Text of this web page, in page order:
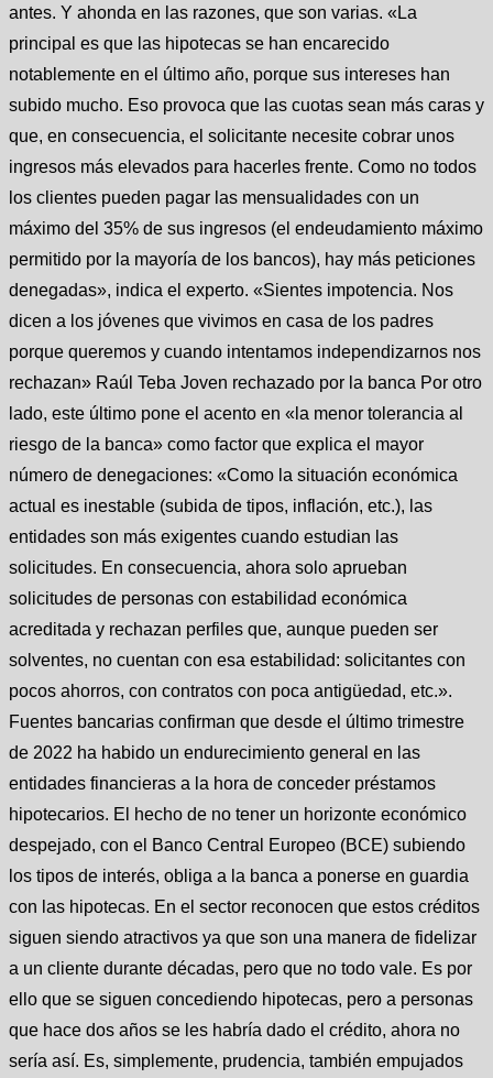
antes. Y ahonda en las razones, que son varias. «La
principal es que las hipotecas se han encarecido
notablemente en el último año, porque sus intereses han
subido mucho. Eso provoca que las cuotas sean más caras y
que, en consecuencia, el solicitante necesite cobrar unos
ingresos más elevados para hacerles frente. Como no todos
los clientes pueden pagar las mensualidades con un
máximo del 35% de sus ingresos (el endeudamiento máximo
permitido por la mayoría de los bancos), hay más peticiones
denegadas», indica el experto. «Sientes impotencia. Nos
dicen a los jóvenes que vivimos en casa de los padres
porque queremos y cuando intentamos independizarnos nos
rechazan» Raúl Teba Joven rechazado por la banca Por otro
lado, este último pone el acento en «la menor tolerancia al
riesgo de la banca» como factor que explica el mayor
número de denegaciones: «Como la situación económica
actual es inestable (subida de tipos, inflación, etc.), las
entidades son más exigentes cuando estudian las
solicitudes. En consecuencia, ahora solo aprueban
solicitudes de personas con estabilidad económica
acreditada y rechazan perfiles que, aunque pueden ser
solventes, no cuentan con esa estabilidad: solicitantes con
pocos ahorros, con contratos con poca antigüedad, etc.».
Fuentes bancarias confirman que desde el último trimestre
de 2022 ha habido un endurecimiento general en las
entidades financieras a la hora de conceder préstamos
hipotecarios. El hecho de no tener un horizonte económico
despejado, con el Banco Central Europeo (BCE) subiendo
los tipos de interés, obliga a la banca a ponerse en guardia
con las hipotecas. En el sector reconocen que estos créditos
siguen siendo atractivos ya que son una manera de fidelizar
a un cliente durante décadas, pero que no todo vale. Es por
ello que se siguen concediendo hipotecas, pero a personas
que hace dos años se les habría dado el crédito, ahora no
sería así. Es, simplemente, prudencia, también empujados